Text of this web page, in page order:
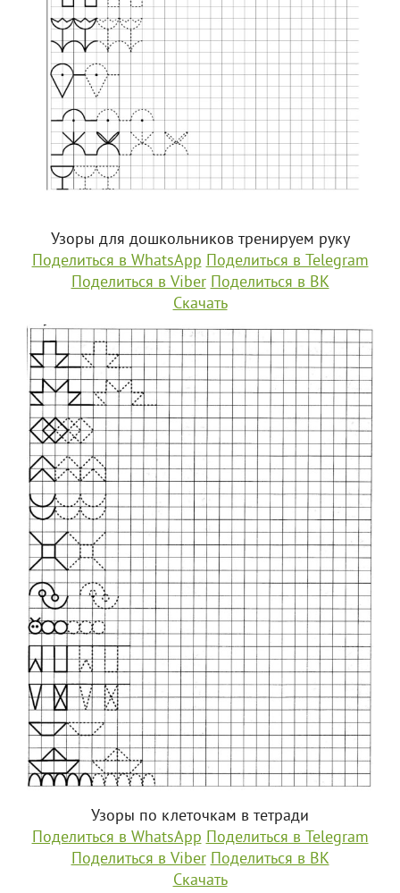
Узоры для дошкольников тренируем руку
Поделиться в WhatsApp Поделиться в Telegram
Поделиться в Viber Поделиться в ВК
Скачать
Узоры по клеточкам в тетради
Поделиться в WhatsApp Поделиться в Telegram
Поделиться в Viber Поделиться в ВК
Скачать